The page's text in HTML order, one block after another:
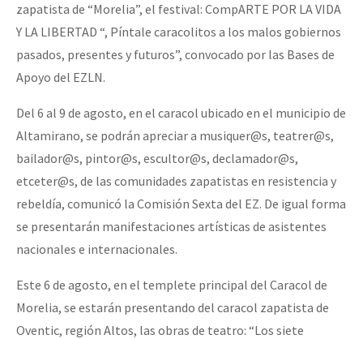
zapatista de “Morelia”, el festival: CompARTE POR LA VIDA
Y LA LIBERTAD “, Píntale caracolitos a los malos gobiernos
pasados, presentes y futuros”, convocado por las Bases de
Apoyo del EZLN.
Del 6 al 9 de agosto, en el caracol ubicado en el municipio de
Altamirano, se podrán apreciar a musiquer@s, teatrer@s,
bailador@s, pintor@s, escultor@s, declamador@s,
etceter@s, de las comunidades zapatistas en resistencia y
rebeldía, comunicó la Comisión Sexta del EZ. De igual forma
se presentarán manifestaciones artísticas de asistentes
nacionales e internacionales.
Este 6 de agosto, en el templete principal del Caracol de
Morelia, se estarán presentando del caracol zapatista de
Oventic, región Altos, las obras de teatro: “Los siete